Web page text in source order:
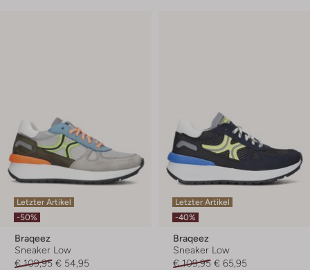
Letzter Artikel
-50%
Braqeez
Sneaker Low
€ 109,95 € 54,95
Letzter Artikel
-40%
Braqeez
Sneaker Low
€ 109,95 € 65,95